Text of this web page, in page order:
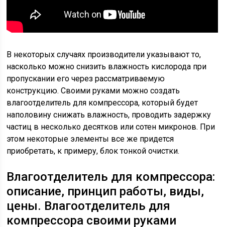
В некоторых случаях производители указывают то,
насколько можно снизить влажность кислорода при
пропускании его через рассматриваемую
конструкцию. Своими руками можно создать
влагоотделитель для компрессора, который будет
наполовину снижать влажность, проводить задержку
частиц в несколько десятков или сотен микронов. При
этом некоторые элементы все же придется
приобретать, к примеру, блок тонкой очистки.
Влагоотделитель для компрессора:
описание, принцип работы, виды,
цены. Влагоотделитель для
компрессора своими руками